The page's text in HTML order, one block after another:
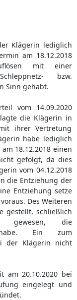
Klägerin lediglich
am 18.12.2018
mit einer
bzw.
Sinn gehabt.
vom 14.09.2020
die Klägerin in
ihrer Vertretung
habe lediglich
18.12.2018 einen
gefolgt, da dies
vom 04.12.2018
die Entziehung der
Entziehung setze
Des Weiteren
gestellt, schließlich
die
habe. Ein zum
der Klägerin nicht
am 20.10.2020 bei
eingelegt und